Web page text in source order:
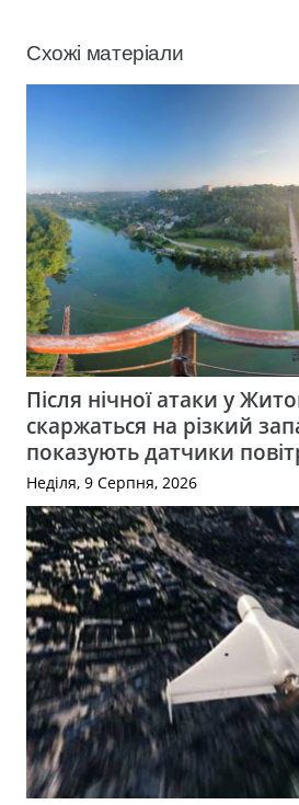
Схожі матеріали
Після нічної атаки у
скаржаться на різкий
показують датчики
Неділя, 9 Серпня, 2026